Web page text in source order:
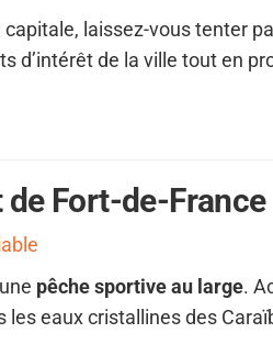
laissez-vous tenter
d’intérêt de la ville tout en
de Fort-de-France
pêche sportive au large.
les eaux cristallines des